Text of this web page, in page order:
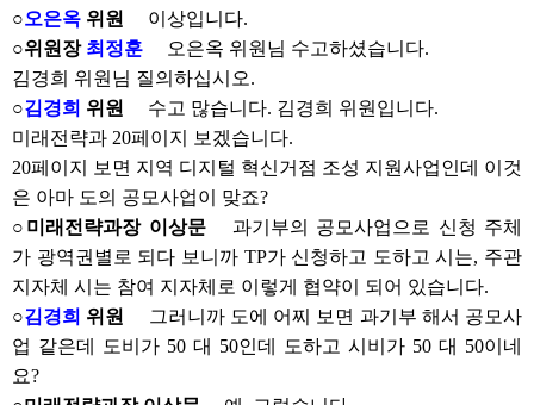
○오은옥 위원
이상입니다.
○위원장 최정훈
오은옥 위원님 수고하셨습니다.
김경희 위원님 질의하십시오.
○김경희 위원
수고 많습니다. 김경희 위원입니다.
미래전략과 20페이지 보겠습니다.
20페이지 보면 지역 디지털 혁신거점 조성 지원사업인데 이것
은 아마 도의 공모사업이 맞죠?
○미래전략과장 이상문
과기부의 공모사업으로 신청 주체
가 광역권별로 되다 보니까 TP가 신청하고 도하고 시는, 주관
지자체 시는 참여 지자체로 이렇게 협약이 되어 있습니다.
○김경희 위원
그러니까 도에 어찌 보면 과기부 해서 공모사
업 같은데 도비가 50 대 50인데 도하고 시비가 50 대 50이네
요?